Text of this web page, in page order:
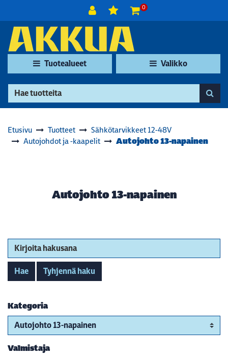
0
Tuotealueet Valikko
Etusivu Tuotteet
Sähkötarvikkeet 12-48V
Autojohdot ja -kaapelit
Autojohto 13-napainen
Autojohto 13-napainen
Kirjoita hakusana
Hae Tyhjennä haku
Kategoria
Valmistaja